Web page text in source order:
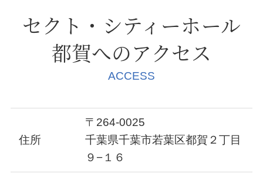
セクト・シティーホール
都賀へのアクセス
ACCESS
住所
〒264-0025
千葉県千葉市若葉区都賀２丁目
９−１６